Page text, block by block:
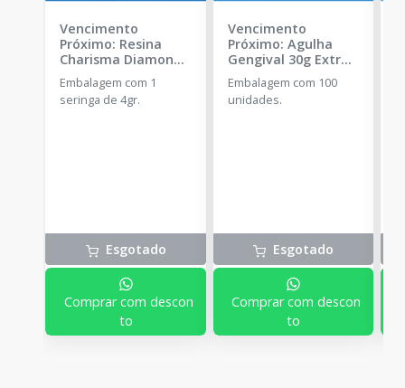
Vencimento
Próximo: Resina
Charisma Diamond -
C2 - KULZER
Embalagem com 1
seringa de 4gr.
Esgotado
Comprar com descon
to
Vencimento
Próximo: Agulha
Gengival 30g Extra
Curta - 100
unidades. -
PROCARE
Embalagem com 100
unidades.
Esgotado
Comprar com descon
to